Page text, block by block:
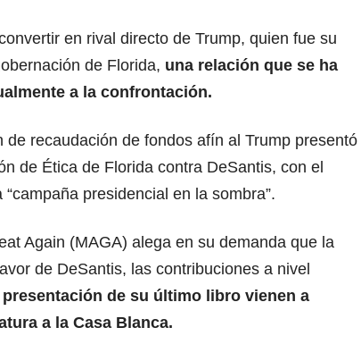
en rival directo de Trump, quien fue su
de Florida, una relación que se ha
a la confrontación.
recaudación de fondos afín al Trump presentó
de Ética de Florida contra DeSantis, con el
presidencial en la sombra”.
Again (MAGA) alega en su demanda que la
de DeSantis, las contribuciones a nivel
de su último libro vienen a
a la Casa Blanca.